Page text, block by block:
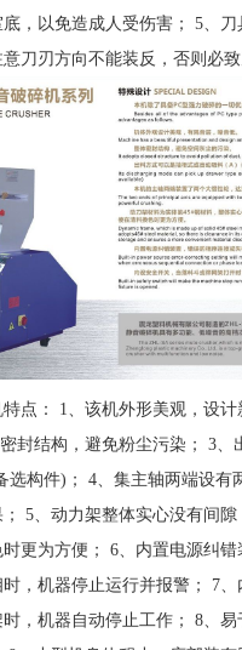
，以免造成人受伤害； 5、
刀刃方向不能装反，否则必致
点： 1、该机外形美观，设
封结构，避免粉尘污染； 3、
选构件)； 4、集主轴两端设有
5、动力架整体实心没有间
更为方便； 6、内置电源纠
，机器停止运行并报警； 7
，机器自动停止工作； 8、